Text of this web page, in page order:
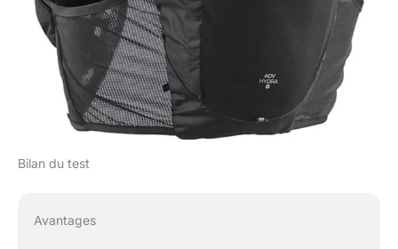
Bilan du test
Avantages